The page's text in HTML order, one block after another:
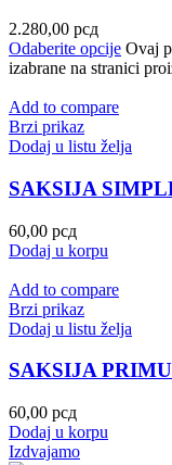
2.280,00 рсд
Odaberite opcije Ovaj
izabrane na stranici
Add to compare
Brzi prikaz
Dodaj u listu želja
SAKSIJA
60,00 рсд
Dodaj u korpu
Add to compare
Brzi prikaz
Dodaj u listu želja
SAKSIJA
60,00 рсд
Dodaj u korpu
Izdvajamo